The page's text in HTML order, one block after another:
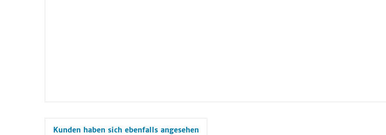
Kunden haben sich ebenfalls angesehen